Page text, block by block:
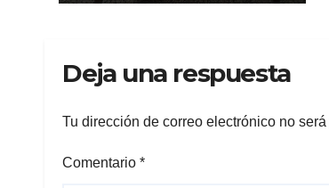
Deja una respuesta
Tu dirección de correo electrónico no
Comentario *